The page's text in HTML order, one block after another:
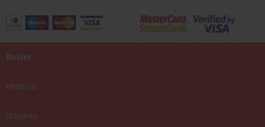
Rosler
História
Novinky